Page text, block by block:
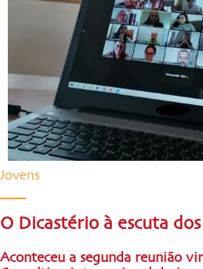
Jovens
O Dicastério à escuta
Aconteceu a segunda reunião